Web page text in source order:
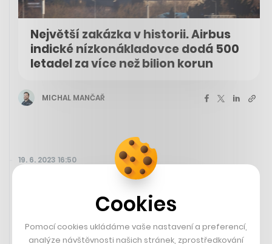
Největší zakázka v historii. Airbus
indické nízkonákladovce dodá 500
letadel za více než bilion korun
MICHAL MANČAŘ
19. 6. 2023 16:50
Cookies
Pomocí cookies ukládáme vaše nastavení a preferencí,
analýze návštěvnosti našich stránek, zprostředkování